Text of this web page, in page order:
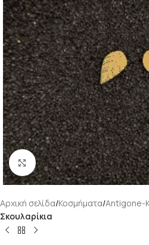
Κάντε κλικ για μεγέθυνση
Αρχική σελίδα Κοσμήματα Antigone-
Σκουλαρίκια